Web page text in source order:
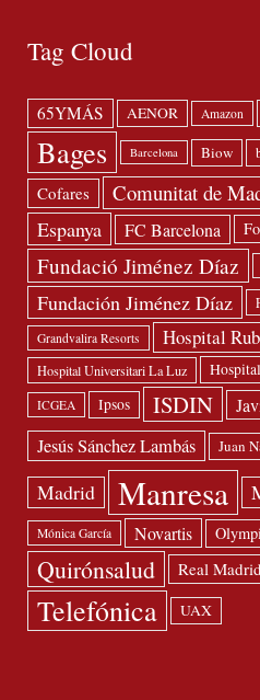
Tag Cloud
65YMÁS AENOR Amazon
Bages Barcelona Biow
Cofares Comunitat de
Espanya FC Barcelona
Fundació Jiménez Díaz
Fundación Jiménez Díaz
Grandvalira Resorts Hospital
Hospital Universitari La Luz
ICGEA Ipsos ISDIN
Jesús Sánchez Lambás Juan
Madrid Manresa
Mónica García Novartis
Quirónsalud Real
Telefónica UAX